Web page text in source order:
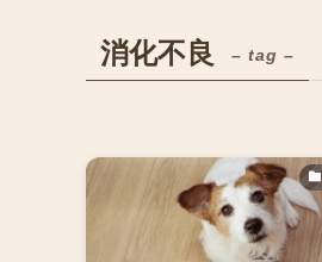
消化不良 – tag –